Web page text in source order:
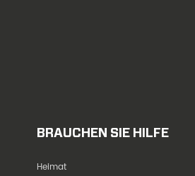
BRAUCHEN SIE HILFE
Heimat